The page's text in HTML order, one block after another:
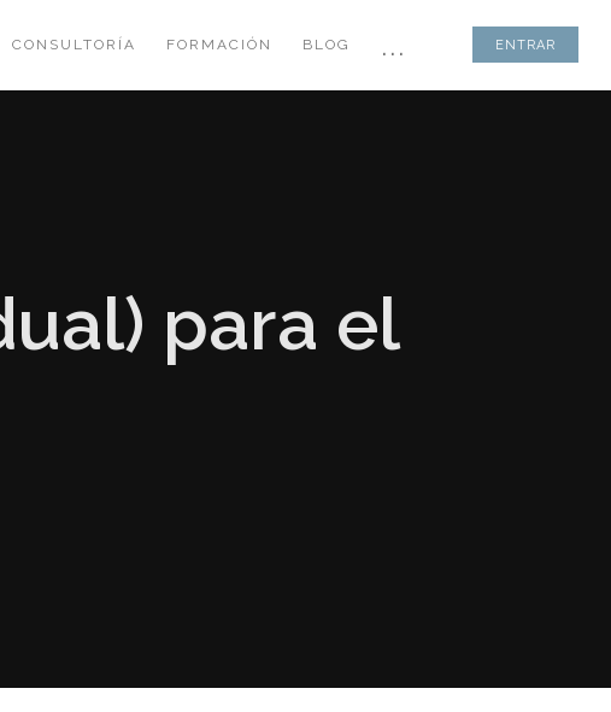
CONSULTORÍA FORMACIÓN BLOG ... ENTRAR
para el